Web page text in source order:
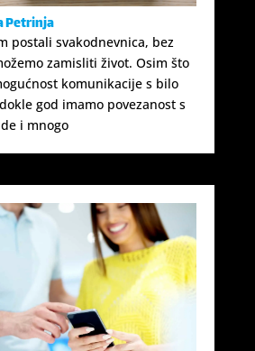
Petrinja
postali svakodnevnica, bez
zamisliti život. Osim što
komunikacije s bilo
god imamo povezanost s
i mnogo